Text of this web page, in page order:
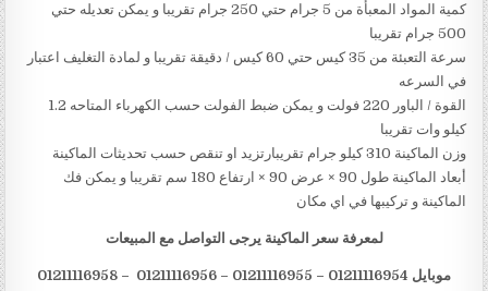
كمية المواد المعبأة من 5 جرام حتي 250 جرام تقريبا و يمكن تعديله حتي
500 جرام تقريبا
سرعة التعبئة من 35 كيس حتي 60 كيس / دقيقة تقريبا و لمادة التغليف اعتبار
في السرعه
القوة / الباور 220 فولت و يمكن ضبط الفولت حسب الكهرباء المتاحه 1.2
كيلو وات تقريبا
وزن الماكينة 310 كيلو جرام تقريبارتزيد او تنقص حسب تحديثات الماكينة
أبعاد الماكينة طول 90 × عرض 90 × ارتفاع 180 سم تقريبا و يمكن فك
الماكينة و تركيبها في اي مكان
لمعرفة سعر الماكينة يرجى التواصل مع المبيعات
موبايل 01211116954 – 01211116955 – 01211116956 – 01211116958